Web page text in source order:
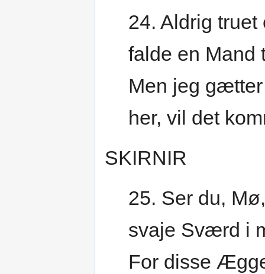
24. Aldrig
falde en Mand
Men jeg
her, vil det
SKIRNIR
25. Ser du,
svaje Sværd i
For disse